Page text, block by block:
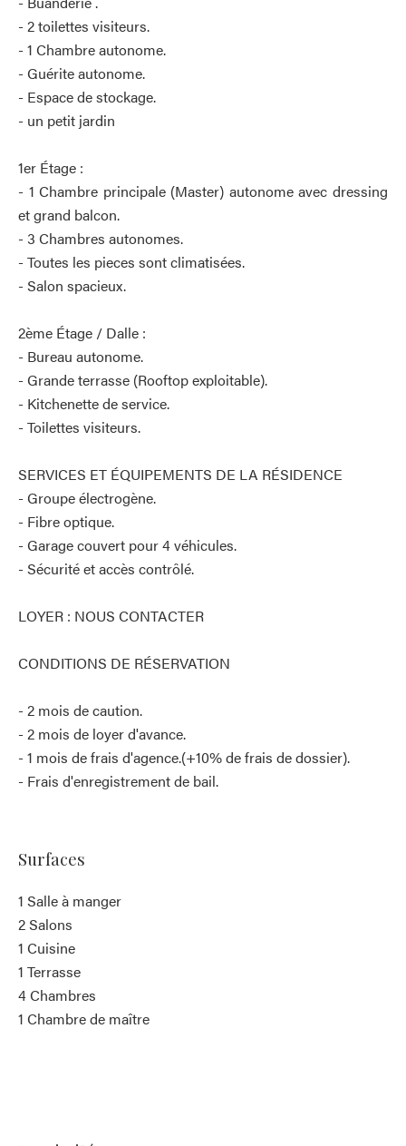
- 2 toilettes visiteurs.
- 1 Chambre autonome.
- Guérite autonome.
- Espace de stockage.
- un petit jardin
1er Étage :
- 1 Chambre principale (Master) autonome avec dressing
et grand balcon.
- 3 Chambres autonomes.
- Toutes les pieces sont climatisées.
- Salon spacieux.
2ème Étage / Dalle :
- Bureau autonome.
- Grande terrasse (Rooftop exploitable).
- Kitchenette de service.
- Toilettes visiteurs.
SERVICES ET ÉQUIPEMENTS DE LA RÉSIDENCE
- Groupe électrogène.
- Fibre optique.
- Garage couvert pour 4 véhicules.
- Sécurité et accès contrôlé.
LOYER : NOUS CONTACTER
CONDITIONS DE RÉSERVATION
- 2 mois de caution.
- 2 mois de loyer d'avance.
- 1 mois de frais d'agence.(+10% de frais de dossier).
- Frais d'enregistrement de bail.
Surfaces
1 Salle à manger
2 Salons
1 Cuisine
1 Terrasse
4 Chambres
1 Chambre de maître